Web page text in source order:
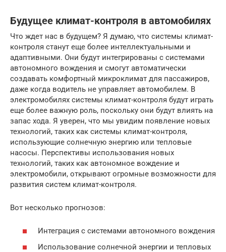
Будущее климат-контроля в автомобилях
Что ждет нас в будущем? Я думаю, что системы климат-
контроля станут еще более интеллектуальными и
адаптивными. Они будут интегрированы с системами
автономного вождения и смогут автоматически
создавать комфортный микроклимат для пассажиров,
даже когда водитель не управляет автомобилем. В
электромобилях системы климат-контроля будут играть
еще более важную роль, поскольку они будут влиять на
запас хода. Я уверен, что мы увидим появление новых
технологий, таких как системы климат-контроля,
использующие солнечную энергию или тепловые
насосы. Перспективы использования новых
технологий, таких как автономное вождение и
электромобили, открывают огромные возможности для
развития систем климат-контроля.
Вот несколько прогнозов:
Интеграция с системами автономного вождения
Использование солнечной энергии и тепловых